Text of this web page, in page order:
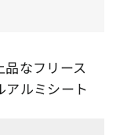
なフリース
ルミシート